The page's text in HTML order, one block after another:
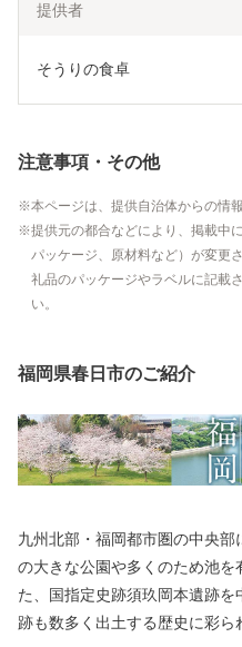
提供者
そうりの食卓
注意事項・その他
本ページは、提供自治体からの情
提供元の都合などにより、掲載中
パッケージ、原材料など）が変更
礼品のパッケージやラベルに記載
い。
福岡県春日市のご紹介
九州北部・福岡都市圏の中央
の大きな公園や多くのため池を
た、国指定史跡須玖岡本遺跡
跡も数多く出土する歴史に彩ら